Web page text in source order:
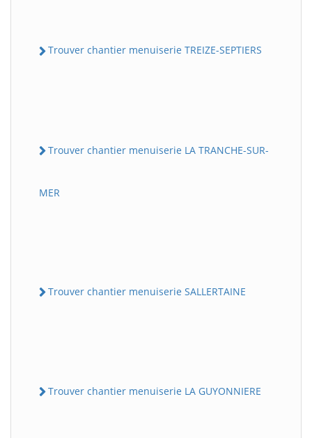
Trouver chantier menuiserie TREIZE-SEPTIERS
Trouver chantier menuiserie LA TRANCHE-SUR-
MER
Trouver chantier menuiserie SALLERTAINE
Trouver chantier menuiserie LA GUYONNIERE